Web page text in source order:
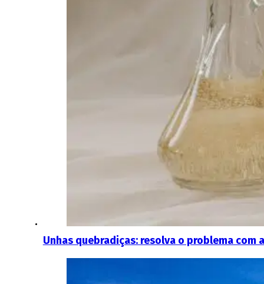
Unhas quebradiças: resolva o problema com